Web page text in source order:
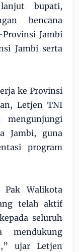
bupati,
bencana
Jambi
Jambi serta
ke Provinsi
Letjen TNI
Jambi, guna
program
Pak Walikota
telah aktif
seluruh
ujar Letjen